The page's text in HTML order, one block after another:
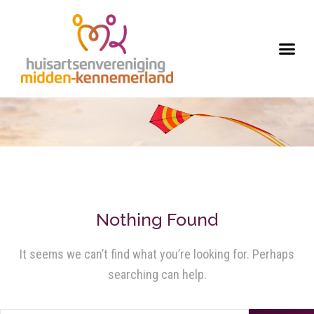
Nothing Found
It seems we can’t find what you’re looking for. Perhaps
searching can help.